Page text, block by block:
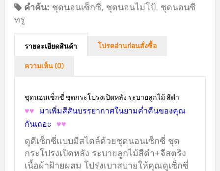
คำค้น: ชุดนอนเซ็กซี่, ชุดนอนไม่โป้, ชุดนอนซี
ทรู
รายละเอียดสินค้า โปรดอ่านก่อนสั่งซื้อ
ความเห็น (0)
ชุดนอนเซ็กซี่ ชุดกระโปรงเปิดหลัง ระบายลูกไม้ สีดำ
♥♥ มาเพิ่มสีสันบรรยากาศในยามค่ำคืนของคุณ
กันเถอะ
♥♥
ดูดีเซ็กซี่แบบมีสไตล์ด้วยชุดนอนเซ็กซี่ ชุด
กระโปรงเปิดหลัง ระบายลูกไม้สีดำ+จีสตริง
เนื้อผ้าฝ้ายผสม โปร่งเบาสบายให้คุณดูเซ็กซี่